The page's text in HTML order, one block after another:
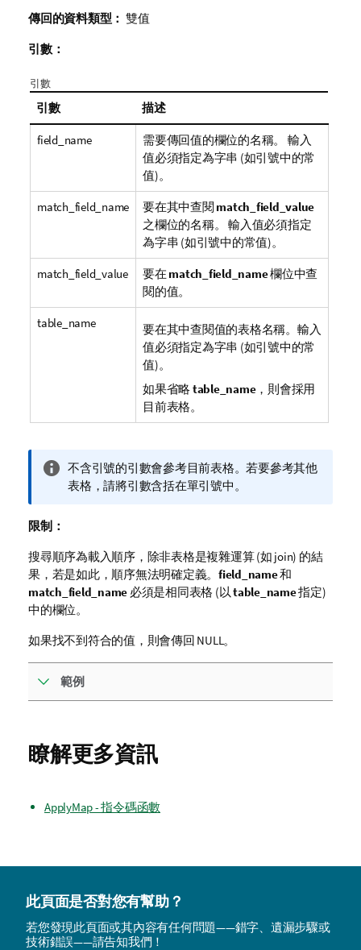
傳回的資料類型： 雙值
引數：
引數
引數 描述
field_name
需要傳回值的欄位的名稱。 輸入
值必須指定為字串 (如引號中的常
值)。
match_field_name 要在其中查閱 match_field_value
之欄位的名稱。 輸入值必須指定
為字串 (如引號中的常值)。
match_field_value 要在 match_field_name欄位中查
閱的值。
table_name
要在其中查閱值的表格名稱。輸入
值必須指定為字串 (如引號中的常
值)。
如果省略table_name，則會採用
目前表格。
資
訊
不含引號的引數會參考目前表格。若要參考其他
表格，請將引數含括在單引號中。
限制：
搜尋順序為載入順序，除非表格是複雜運算 (如 join) 的結
果，若是如此，順序無法明確定義。 field_name和
match_field_name 必須是相同表格 (以table_name指定)
中的欄位。
如果找不到符合的值，則會傳回 NULL。
範例
瞭解更多資訊
ApplyMap - 指令碼函數
此頁面是否對您有幫助？
若您發現此頁面或其內容有任何問題——錯字、遺漏步驟或
技術錯誤——請告知我們！